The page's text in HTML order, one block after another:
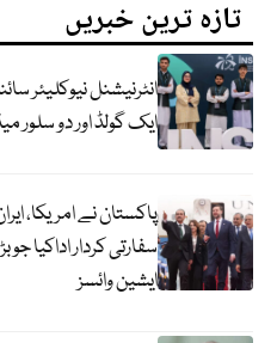
تازہ ترین خبریں
ایک گولڈ اور دو سلور
پاکستان نے امریکا،
سفارتی کردار اداکیا
ایشین وائسز